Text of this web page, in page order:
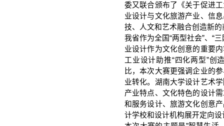
委又联合颁布了《关于促进
业设计与文化旅游产业、信
技、人文和艺术融合创造新
我省作为全国“两型社会”、“
业设计作为文化创意的重要
工业设计助推“四化两型”创
比，本次大赛更强调企业的
业转化。湖南大学设计艺术
产业特点、文化特色的设计
和服务设计、旅游文化创意
计学校和设计机构展开定向设